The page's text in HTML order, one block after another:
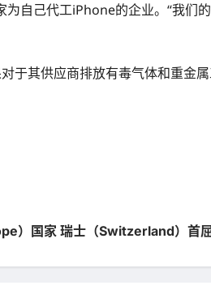
为自己代工iPhone的企业。“我们
于其供应商排放有毒气体和重金
）国家 瑞士（Switzerland）首